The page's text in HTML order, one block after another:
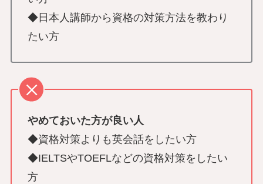
◆日本人講師から資格の対策方法を教わり
たい方
やめておいた方が良い人
◆資格対策よりも英会話をしたい方
◆IELTSやTOEFLなどの資格対策をしたい
方